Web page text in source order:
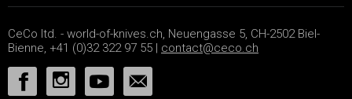
CeCo ltd. - world-of-knives.ch, Neuengasse 5, CH-2502 Biel-
Bienne, +41 (0)32 322 97 55 | contact@ceco.ch